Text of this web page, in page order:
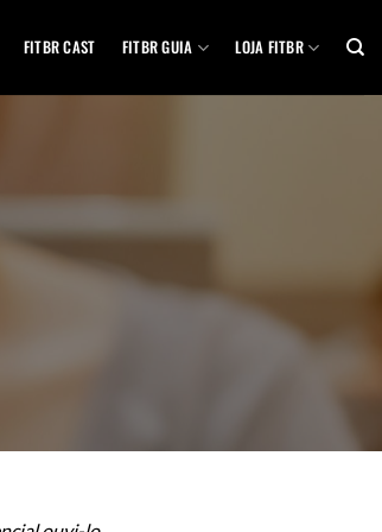
FITBR CAST FITBR GUIA LOJA FITBR